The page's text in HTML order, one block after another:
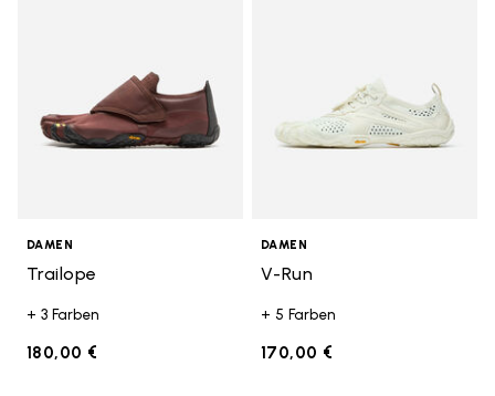
DAMEN
Trailope
+ 3 Farben
180,00 €
DAMEN
V-Run
+ 5 Farben
170,00 €